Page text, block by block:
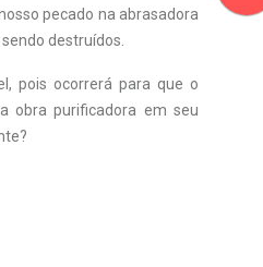
pecado na abrasadora
destruídos.
pois ocorrerá para que o
obra purificadora em seu